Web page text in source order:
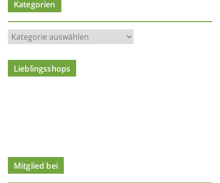
Kategorien
a
t
Lieblingsshops
Mitglied bei